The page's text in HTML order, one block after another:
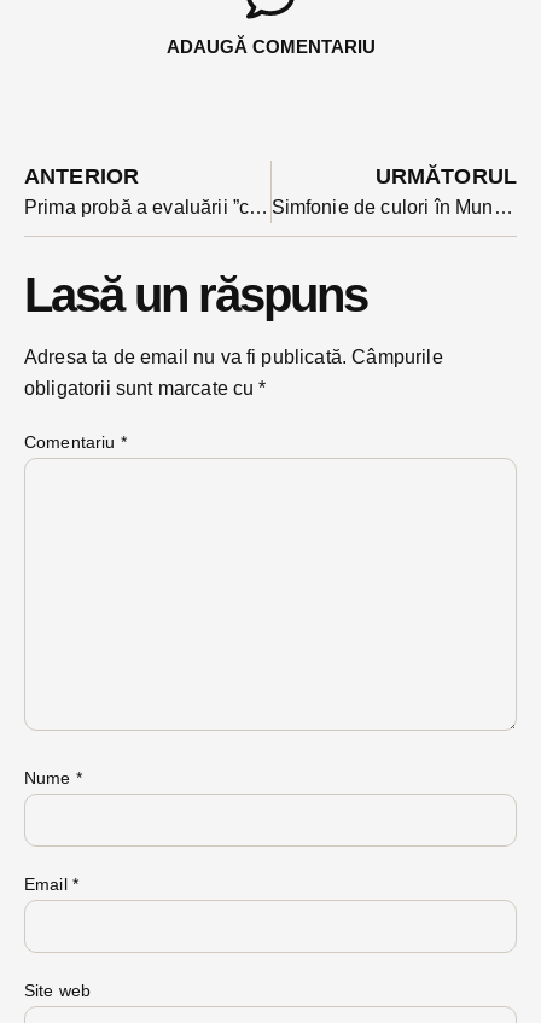
ADAUGĂ COMENTARIU
ANTERIOR
Prima probă a evaluării ”cu mască” a decurs fără incidente
URMĂTORUL
Simfonie de culori în Munții Rodnei: a înflorit bujorul de munte, anunță biologii Parcului. E plantă protejată
Lasă un răspuns
Adresa ta de email nu va fi publicată. Câmpurile
obligatorii sunt marcate cu*
Comentariu *
Nume *
Email *
Site web